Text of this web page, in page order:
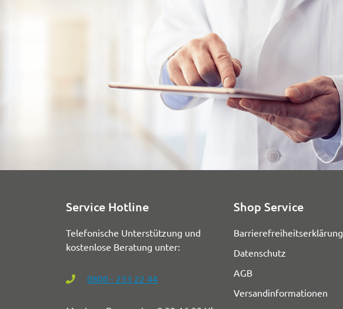
Service Hotline
Telefonische Unterstützung und
kostenlose Beratung unter:
0800 - 233 22 44
Shop Service
Barrierefreiheitserklärung
Datenschutz
AGB
Versandinformationen